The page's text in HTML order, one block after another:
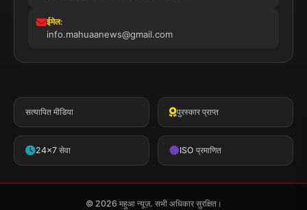
ईमेल:
info.mahuaanews@gmail.com
सत्यापित मीडिया पुरस्कार प्राप्त
24x7 सेवा ISO प्रमाणित
© 2026 महुआ न्यूज़. सभी अधिकार सुरक्षित।